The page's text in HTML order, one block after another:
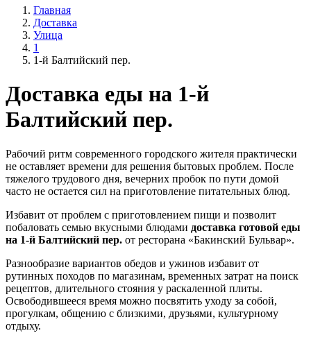
Главная
Доставка
Улица
1
1-й Балтийский пер.
Доставка еды на 1-й
Балтийский пер.
Рабочий ритм современного городского жителя практически
не оставляет времени для решения бытовых проблем. После
тяжелого трудового дня, вечерних пробок по пути домой
часто не остается сил на приготовление питательных блюд.
Избавит от проблем с приготовлением пищи и позволит
побаловать семью вкусными блюдами доставка готовой еды
на 1-й Балтийский пер. от ресторана «Бакинский Бульвар».
Разнообразие вариантов обедов и ужинов избавит от
рутинных походов по магазинам, временных затрат на поиск
рецептов, длительного стояния у раскаленной плиты.
Освободившееся время можно посвятить уходу за собой,
прогулкам, общению с близкими, друзьями, культурному
отдыху.